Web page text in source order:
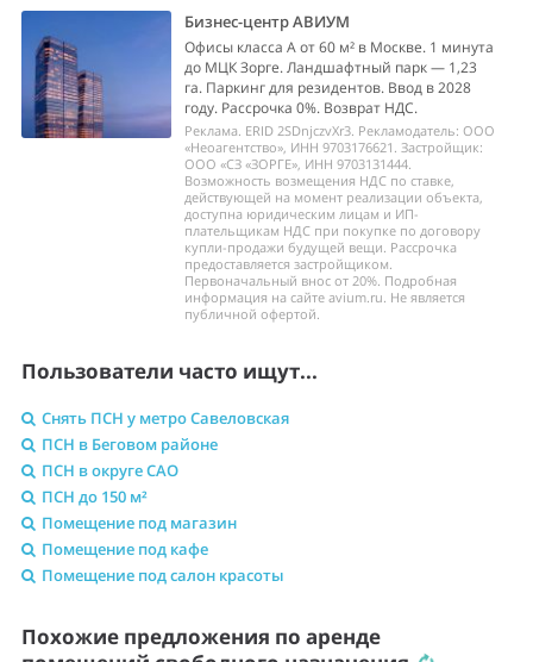
Бизнес-центр АВИУМ
Офисы класса А от 60 м² в Москве. 1 минута
до МЦК Зорге. Ландшафтный парк — 1,23
га. Паркинг для резидентов. Ввод в 2028
году. Рассрочка 0%. Возврат НДС.
Реклама. ERID 2SDnjczvXr3. Рекламодатель: ООО
«Неоагентство», ИНН 9703176621. Застройщик:
ООО «СЗ «ЗОРГЕ», ИНН 9703131444.
Возможность возмещения НДС по ставке,
действующей на момент реализации объекта,
доступна юридическим лицам и ИП-
плательщикам НДС при покупке по договору
купли-продажи будущей вещи. Рассрочка
предоставляется застройщиком.
Первоначальный внос от 20%. Подробная
информация на сайте avium.ru. Не является
публичной офертой.
Пользователи часто ищут...
Снять ПСН у метро Савеловская
ПСН в Беговом районе
ПСН в округе САО
ПСН до 150 м²
Помещение под магазин
Помещение под кафе
Помещение под салон красоты
Похожие предложения по аренде